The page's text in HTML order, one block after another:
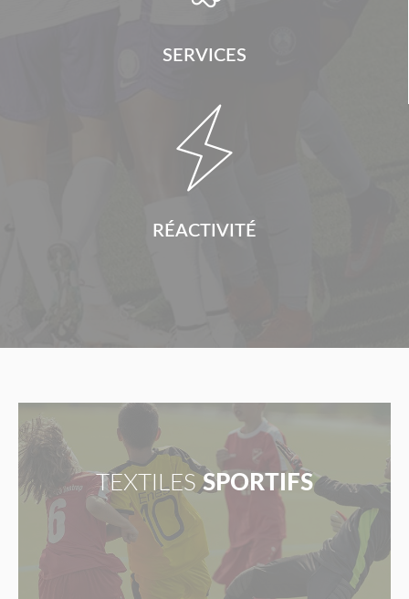
SERVICES

RÉACTIVITÉ
TEXTILES SPORTIFS